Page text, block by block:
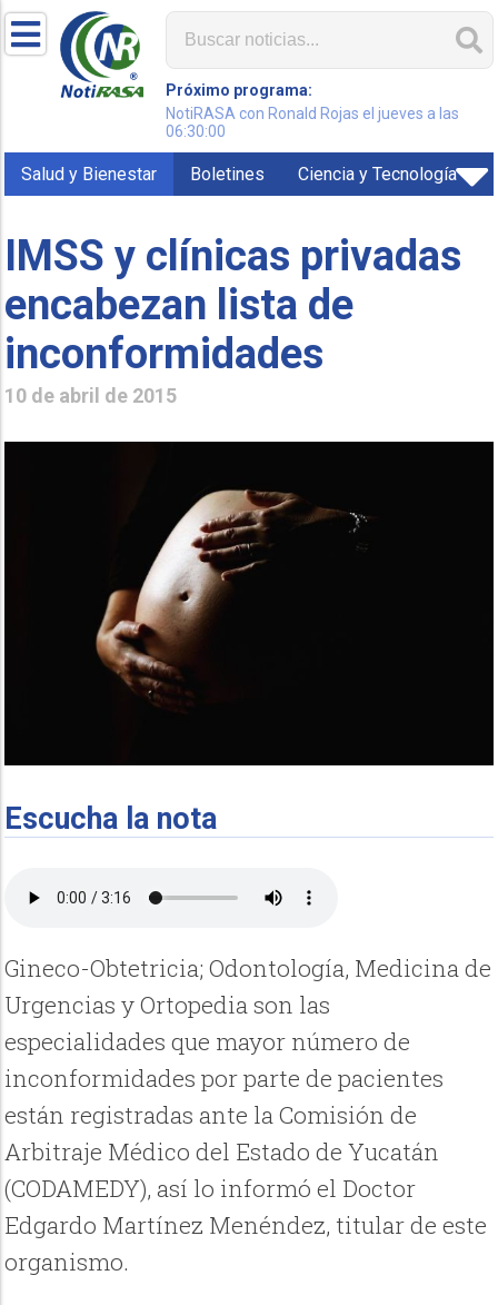
Próximo programa:
NotiRASA con Ronald Rojas el jueves a las
06:30:00
Salud y Bienestar Boletines Ciencia y Tecnología
IMSS y clínicas privadas
encabezan lista de
inconformidades
10 de abril de 2015
Escucha la nota
Gineco-Obtetricia; Odontología, Medicina de
Urgencias y Ortopedia son las
especialidades que mayor número de
inconformidades por parte de pacientes
están registradas ante la Comisión de
Arbitraje Médico del Estado de Yucatán
(CODAMEDY), así lo informó el Doctor
Edgardo Martínez Menéndez, titular de este
organismo.